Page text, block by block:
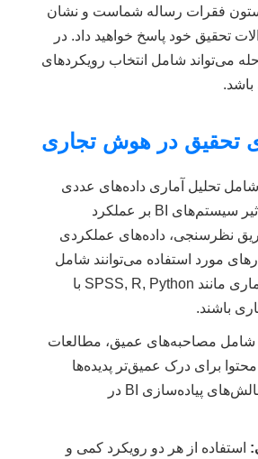
فقرات رساله شماست و نشان
تحقیق خود پاسخ خواهید داد. در
می‌تواند شامل انتخاب رویکردهای
باشد.
تحقیق در هوش تجاری
شامل تحلیل آماری داده‌های عددی
(مثلاً بررسی تأثیر سیستم‌های BI بر عملکرد
نظرسنجی، داده‌های عملکردی
مورد استفاده می‌توانند شامل
نرم‌افزارهای آماری مانند SPSS, R, Python با
باشند.
شامل مصاحبه‌های عمیق، مطالعات
برای درک عمیق‌تر پدیده‌ها
(مثلاً بررسی چالش‌های پیاده‌سازی BI در
استفاده از هر دو رویکرد کمی و